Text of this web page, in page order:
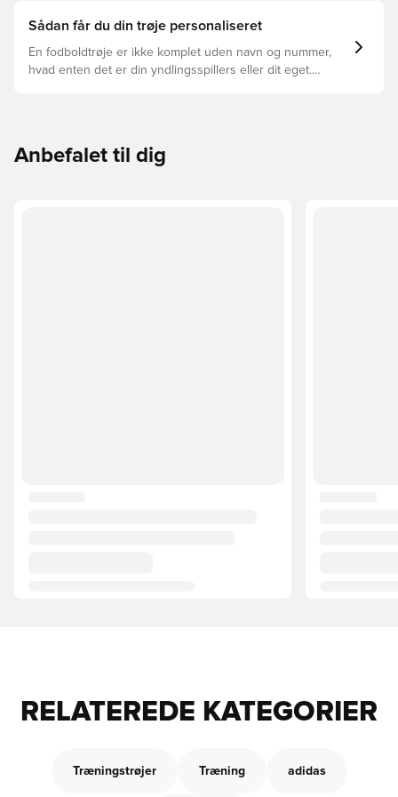
Sådan får du din trøje personaliseret
En fodboldtrøje er ikke komplet uden navn og nummer,
hvad enten det er din yndlingsspillers eller dit eget.
Anbefalet til dig
RELATEREDE KATEGORIER
Træningstrøjer Træning adidas